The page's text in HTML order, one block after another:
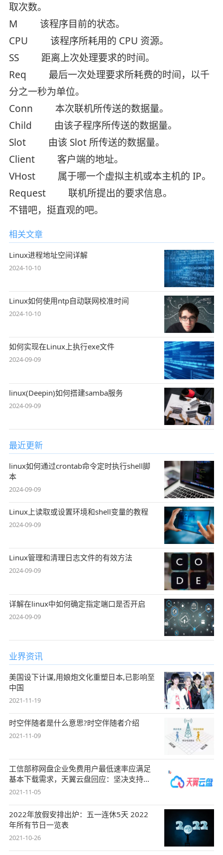
取次数。
M 该程序目前的状态。
CPU 该程序所耗用的 CPU 资源。
SS 距离上次处理要求的时间。
Req 最后一次处理要求所耗费的时间，以千
分之一秒为单位。
Conn 本次联机所传送的数据量。
Child 由该子程序所传送的数据量。
Slot 由该 Slot 所传送的数据量。
Client 客户端的地址。
VHost 属于哪一个虚拟主机或本主机的 IP。
Request 联机所提出的要求信息。
不错吧，挺直观的吧。
相关文章
Linux进程地址空间详解
2024-10-10
Linux如何使用ntp自动联网校准时间
2024-10-10
如何实现在Linux上执行exe文件
2024-09-09
linux(Deepin)如何搭建samba服务
2024-09-09
最近更新
linux如何通过crontab命令定时执行shell脚
本
2024-09-09
Linux上读取或设置环境和shell变量的教程
2024-09-09
Linux管理和清理日志文件的有效方法
2024-09-09
详解在linux中如何确定指定端口是否开启
2024-09-09
业界资讯
美国设下计谋,用娘炮文化重塑日本,已影响至
中国
2021-11-19
时空伴随者是什么意思?时空伴随者介绍
2021-11-09
工信部称网盘企业免费用户最低速率应满足
基本下载需求，天翼云盘回应：坚决支持，
始终
2021-11-05
2022年放假安排出炉：五一连休5天 2022
年所有节日一览表
2021-10-26